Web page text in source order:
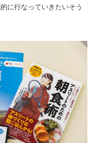
に行なっていきたいそう